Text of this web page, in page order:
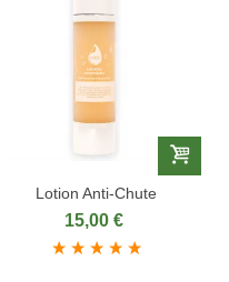
Lotion Anti-Chute
15,00 €